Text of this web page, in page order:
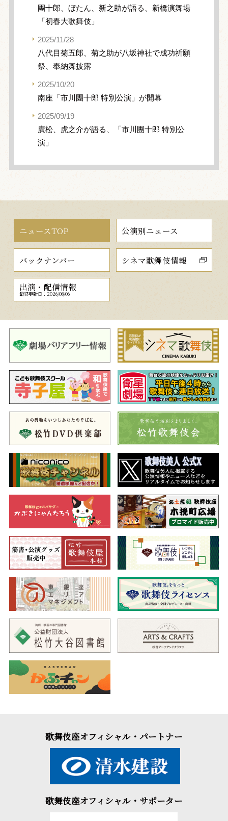
團十郎、ぼたん、新之助が語る、新橋演舞場
「初春大歌舞伎」
2025/11/28
八代目菊五郎、菊之助が八坂神社で成功祈願
祭、奉納舞披露
2025/10/20
南座「市川團十郎 特別公演」が開幕
2025/09/19
廣松、虎之介が語る、「市川團十郎 特別公
演」
ニュースTOP 公演別ニュース
バックナンバー シネマ歌舞伎情報
出演・配信情報
最終更新日：2026/08/06
歌舞伎座オフィシャル・パートナー
歌舞伎座オフィシャル・サポーター